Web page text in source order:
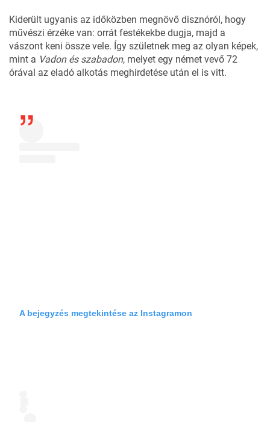
Kiderült ugyanis az időközben megnövő disznóról, hogy
művészi érzéke van: orrát festékekbe dugja, majd a
vászont keni össze vele. Így születnek meg az olyan képek,
mint a Vadon és szabadon, melyet egy német vevő 72
órával az eladó alkotás meghirdetése után el is vitt.
A bejegyzés megtekintése az Instagramon